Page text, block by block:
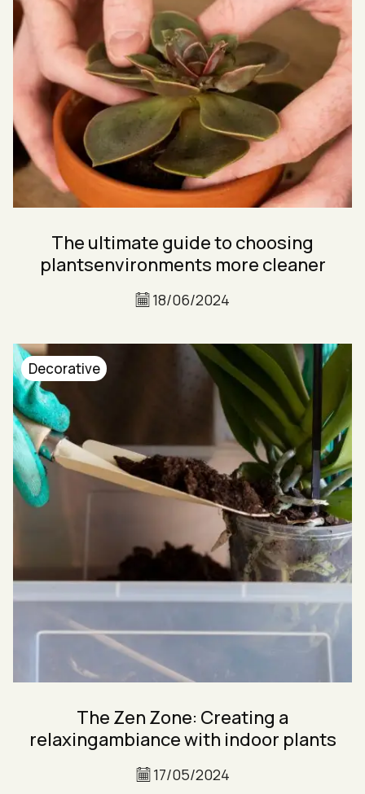
The ultimate guide to choosing
plantsenvironments more cleaner
18/06/2024
Decorative
The Zen Zone: Creating a
relaxingambiance with indoor plants
17/05/2024